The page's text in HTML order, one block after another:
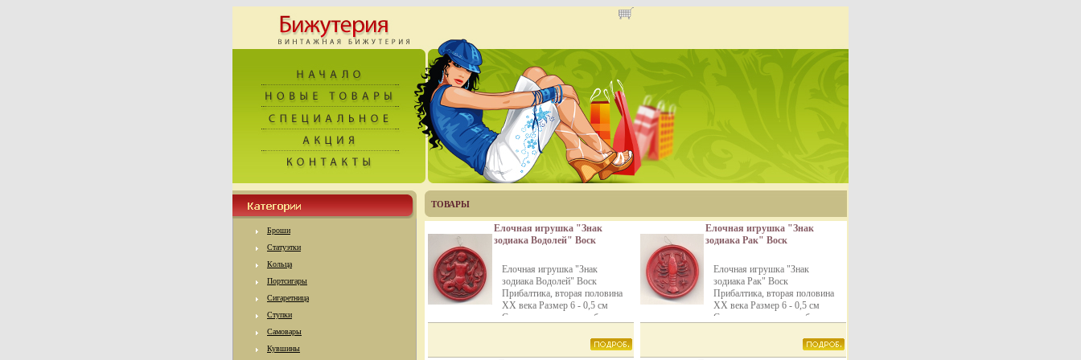
Броши
Статуэтки
Кольца
Портсигары
Сигаретница
Ступки
Самовары
Кувшины
ТОВАРЫ
Елочная игрушка "Знак
зодиака Водолей" Воск
половина XX века см
Сохранность хорошая
Небольшие царапины
инфо 11920m.
Елочная игрушка "Знак
зодиака Водолей" Воск
Прибалтика, вторая половина
XX века Размер 6 - 0,5 см
Сохранность хорошая бужуо
Елочная игрушка "Знак
зодиака Рак" Воск
половина XX века см
Сохранность хорошая
Небольшие царапины
инфо 11921m.
Елочная игрушка "Знак
зодиака Рак" Воск
Прибалтика, вторая половина
XX века Размер 6 - 0,5 см
Сохранность хорошая бужуп